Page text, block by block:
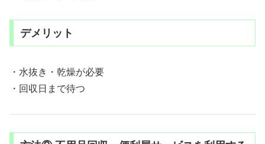
デメリット
・水抜き・乾燥が必要
・回収日まで待つ